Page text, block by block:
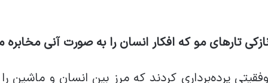
تارهای مو که افکار انسان را به صورت آنی
از موفقیتی پرده‌برداری کردند که مرز بین انسان و